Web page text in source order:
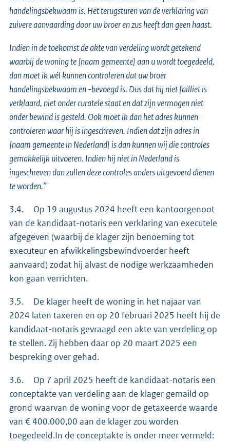
handelingsbekwaam is. Het terugsturen van de verklaring van
zuivere aanvaarding door uw broer en zus heeft dan geen haast.
Indien in de toekomst de akte van verdeling wordt getekend
waarbij de woning te [naam gemeente] aan u wordt toegedeeld,
dan moet ik wél kunnen controleren dat uw broer
handelingsbekwaam en -bevoegd is. Dus dat hij niet failliet is
verklaard, niet onder curatele staat en dat zijn vermogen niet
onder bewind is gesteld. Ook moet ik dan het adres kunnen
controleren waar hij is ingeschreven. Indien dat zijn adres in
[naam gemeente in Nederland] is dan kunnen wij die controles
gemakkelijk uitvoeren. Indien hij niet in Nederland is
ingeschreven dan zullen deze controles anders uitgevoerd dienen
te worden.”
3.4. Op 19 augustus 2024 heeft een kantoorgenoot
van de kandidaat-notaris een verklaring van executele
afgegeven (waarbij de klager zijn benoeming tot
executeur en afwikkelingsbewindvoerder heeft
aanvaard) zodat hij alvast de nodige werkzaamheden
kon gaan verrichten.
3.5. De klager heeft de woning in het najaar van
2024 laten taxeren en op 20 februari 2025 heeft hij de
kandidaat-notaris gevraagd een akte van verdeling op
te stellen. Zij hebben daar op 20 maart 2025 een
bespreking over gehad.
3.6. Op 7 april 2025 heeft de kandidaat-notaris een
conceptakte van verdeling aan de klager gemaild op
grond waarvan de woning voor de getaxeerde waarde
van € 400.000,00 aan de klager zou worden
toegedeeld.In de conceptakte is onder meer vermeld: